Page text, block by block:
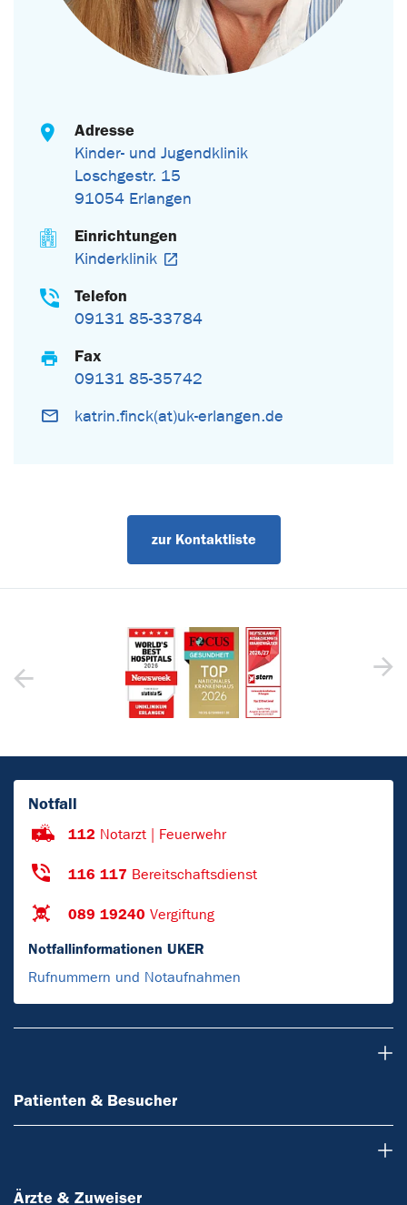
Adresse
Kinder- und Jugendklinik
Loschgestr. 15
91054 Erlangen
Einrichtungen
Kinderklinik
Telefon
09131 85-33784
Fax
09131 85-35742
katrin.finck(at)uk-erlangen.de
zur Kontaktliste
Notfall
112 Notarzt | Feuerwehr
116 117 Bereitschaftsdienst
089 19240 Vergiftung
Notfallinformationen UKER
Rufnummern und Notaufnahmen
Patienten & Besucher
Ärzte & Zuweiser